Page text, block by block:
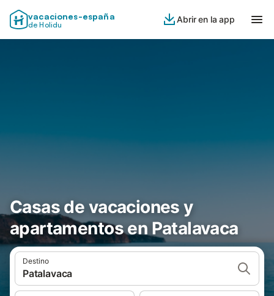
vacaciones-españa
de Holidu
Abrir en la app
Casas de vacaciones y
apartamentos en Patalavaca
Destino
Patalavaca